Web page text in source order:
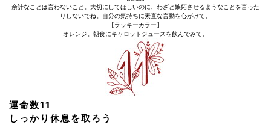
余計なことは言わないこと。大切にしてほしいのに、わざと嫉妬させるようなことを言った
りしないでね。自分の気持ちに素直な言動を心がけて。
【ラッキーカラー】
オレンジ。朝食にキャロットジュースを飲んでみて。
運命数11
しっかり休息を取ろう